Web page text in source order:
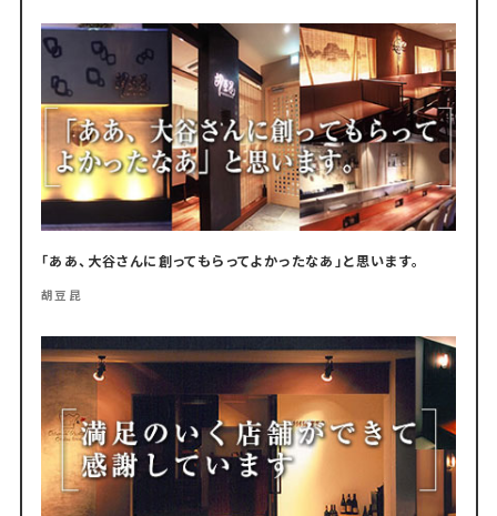
「ああ、大谷さんに創ってもらってよかったなあ」と思います。
胡豆昆